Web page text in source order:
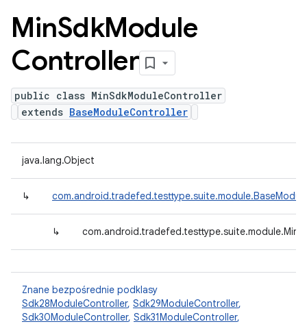
MinSdkModule
Controller
public class MinSdkModuleController
extends BaseModuleController
java.lang.Object
↳
↳
Znane bezpośrednie podklasy
Sdk28ModuleController, Sdk29ModuleController,
Sdk30ModuleController, Sdk31ModuleController,